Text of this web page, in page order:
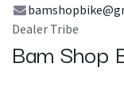
Dealer Tribe
Bam Shop